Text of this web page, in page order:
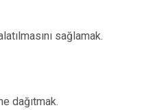
sağlamak.
dağıtmak.